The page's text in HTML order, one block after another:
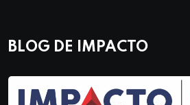
BLOG DE IMPACTO